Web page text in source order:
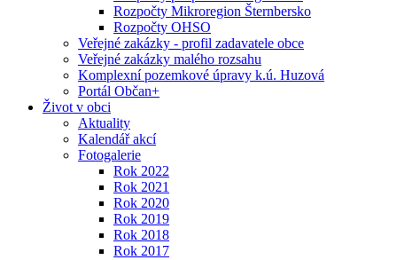
Rozpočty Mikroregion Šternbersko
Rozpočty OHSO
Veřejné zakázky - profil zadavatele obce
Veřejné zakázky malého rozsahu
Komplexní pozemkové úpravy k.ú. Huzová
Portál Občan+
Život v obci
Aktuality
Kalendář akcí
Fotogalerie
Rok 2022
Rok 2021
Rok 2020
Rok 2019
Rok 2018
Rok 2017